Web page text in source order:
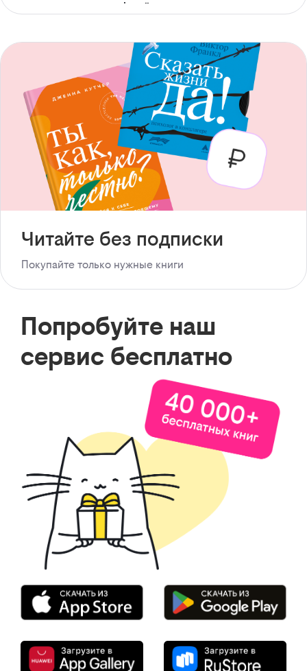
с доступом офлайн
Читайте без подписки
Покупайте только нужные книги
Попробуйте наш
сервис бесплатно